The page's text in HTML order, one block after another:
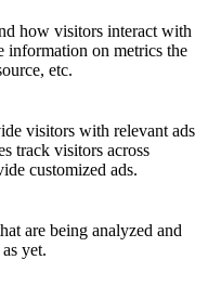
how visitors interact with
information on metrics the
etc.
visitors with relevant ads
track visitors across
customized ads.
are being analyzed and
yet.